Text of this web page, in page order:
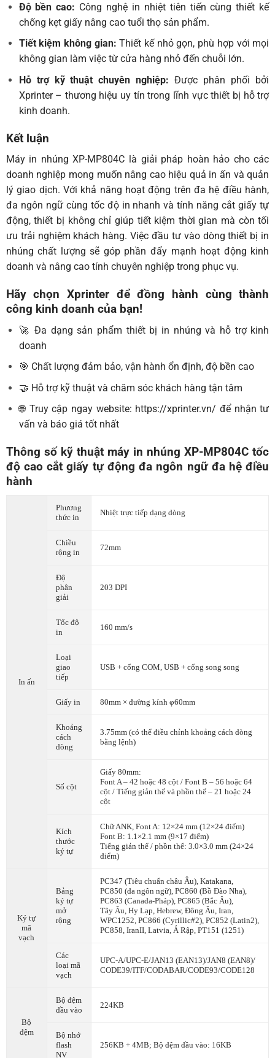
Độ bền cao: Công nghệ in nhiệt tiên tiến cùng thiết kế
chống kẹt giấy nâng cao tuổi thọ sản phẩm.
Tiết kiệm không gian: Thiết kế nhỏ gọn, phù hợp với mọi
không gian làm việc từ cửa hàng nhỏ đến chuỗi lớn.
Hỗ trợ kỹ thuật chuyên nghiệp: Được phân phối bởi
Xprinter – thương hiệu uy tín trong lĩnh vực thiết bị hỗ trợ
kinh doanh.
Kết luận
Máy in nhúng XP-MP804C là giải pháp hoàn hảo cho các
doanh nghiệp mong muốn nâng cao hiệu quả in ấn và quản
lý giao dịch. Với khả năng hoạt động trên đa hệ điều hành,
đa ngôn ngữ cùng tốc độ in nhanh và tính năng cắt giấy tự
động, thiết bị không chỉ giúp tiết kiệm thời gian mà còn tối
ưu trải nghiệm khách hàng. Việc đầu tư vào dòng thiết bị in
nhúng chất lượng sẽ góp phần đẩy mạnh hoạt động kinh
doanh và nâng cao tính chuyên nghiệp trong phục vụ.
Hãy chọn Xprinter để đồng hành cùng thành
công kinh doanh của bạn!
🚀 Đa dạng sản phẩm thiết bị in nhúng và hỗ trợ kinh
doanh
🎯 Chất lượng đảm bảo, vận hành ổn định, độ bền cao
🤝 Hỗ trợ kỹ thuật và chăm sóc khách hàng tận tâm
🌐 Truy cập ngay website: https://xprinter.vn/ để nhận tư
vấn và báo giá tốt nhất
Thông số kỹ thuật máy in nhúng XP-MP804C tốc
độ cao cắt giấy tự động đa ngôn ngữ đa hệ điều
hành
In ấn
Phương
thức in
Nhiệt trực tiếp dạng dòng
Chiều
rộng in
72mm
Độ
phân
giải
203 DPI
Tốc độ
in
160 mm/s
Loại
giao
tiếp
USB + cổng COM, USB + cổng song song
Giấy in 80mm × đường kính φ60mm
Khoảng
cách
dòng
3.75mm (có thể điều chỉnh khoảng cách dòng
bằng lệnh)
Số cột
Giấy 80mm:
Font A – 42 hoặc 48 cột / Font B – 56 hoặc 64
cột / Tiếng giản thể và phồn thể – 21 hoặc 24
cột
Kích
thước
ký tự
Chữ ANK, Font A: 12×24 mm (12×24 điểm)
Font B: 1.1×2.1 mm (9×17 điểm)
Tiếng giản thể / phồn thể: 3.0×3.0 mm (24×24
điểm)
Ký tự
mã
vạch
Bảng
ký tự
mở
rộng
PC347 (Tiêu chuẩn châu Âu), Katakana,
PC850 (đa ngôn ngữ), PC860 (Bồ Đào Nha),
PC863 (Canada-Pháp), PC865 (Bắc Âu),
Tây Âu, Hy Lạp, Hebrew, Đông Âu, Iran,
WPC1252, PC866 (Cyrillic#2), PC852 (Latin2),
PC858, IranII, Latvia, Ả Rập, PT151 (1251)
Các
loại mã
vạch
UPC-A/UPC-E/JAN13 (EAN13)/JAN8 (EAN8)/
CODE39/ITF/CODABAR/CODE93/CODE128
Bộ
đệm
Bộ đệm
đầu vào
224KB
Bộ nhớ
flash
NV
256KB + 4MB; Bộ đệm đầu vào: 16KB